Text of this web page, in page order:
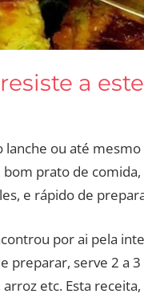
a
ou até
prato de comida,
e rápido de
por ai pela
preparar, serve 2 a
etc. Esta